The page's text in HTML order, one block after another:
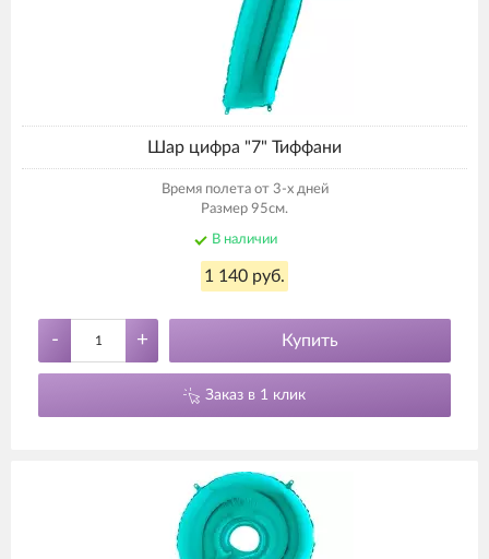
Шар цифра "7" Тиффани
Время полета от 3-х дней
Размер 95см.
В наличии
1 140 руб.
- + Купить
Заказ в 1 клик